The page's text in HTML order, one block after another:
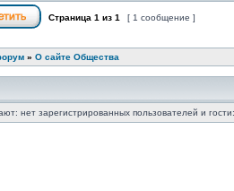
Страница 1 из 1 [ 1 сообщение ]
» О сайте Общества
нет зарегистрированных пользователей и